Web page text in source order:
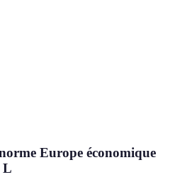
Europe économique
L